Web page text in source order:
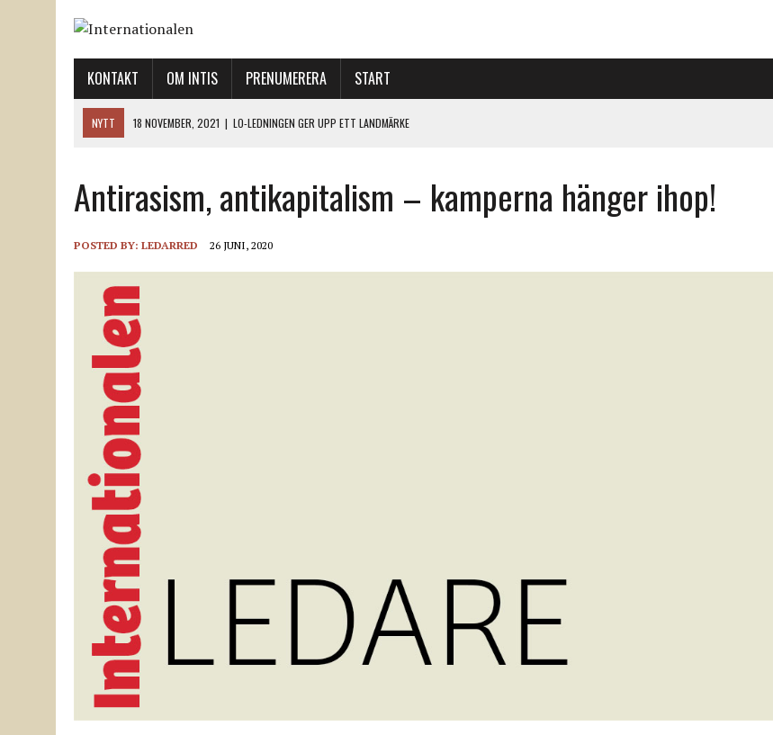
KONTAKT OM INTIS PRENUMERERA START
NYTT 18 NOVEMBER, 2021 | LO-LEDNINGEN GER UPP ETT LANDMÄRKE
12 NOVEMBER, 2021
NÄR DE DÖDA TAR SIG RÖST
12 NOVEMBER, 2021 | ”SVENSKA FACKFÖRBUND BEHÖVER SKÄRPA SITT KLIMATARBETE REJÄLT”
18 NOVEMBER, 2021 | SVENONIUS UTBUAD VID DEMONSTRATION
Antirasism, antikapitalism – kamperna hänger ihop!
POSTED BY: LEDARRED 26 JUNI, 2020